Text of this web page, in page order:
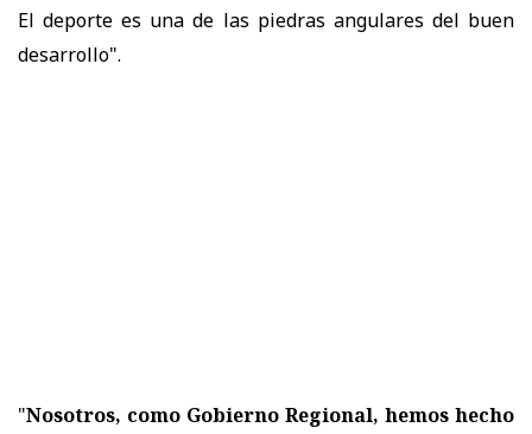
El deporte es una de las piedras angulares del buen
desarrollo".
"Nosotros, como Gobierno Regional, hemos hecho